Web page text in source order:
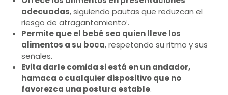
adecuadas, siguiendo pautas que reduzcan el
riesgo de atragantamiento¹.
Permite que el bebé sea quien lleve los
alimentos a su boca, respetando su ritmo y sus
señales.
Evita darle comida si está en un andador,
hamaca o cualquier dispositivo que no
favorezca una postura estable.